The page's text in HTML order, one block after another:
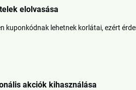
elolvasása
kuponkódnak lehetnek korlátai, ezért
akciók kihasználása